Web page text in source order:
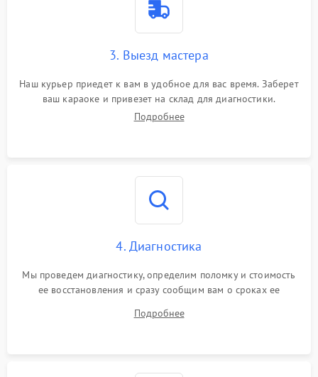
3. Выезд мастера
Наш курьер приедет к вам в удобное для вас время. Заберет
ваш караоке и привезет на склад для диагностики.
Подробнее
4. Диагностика
Мы проведем диагностику, определим поломку и стоимость
ее восстановления и сразу сообщим вам о сроках ее
Подробнее